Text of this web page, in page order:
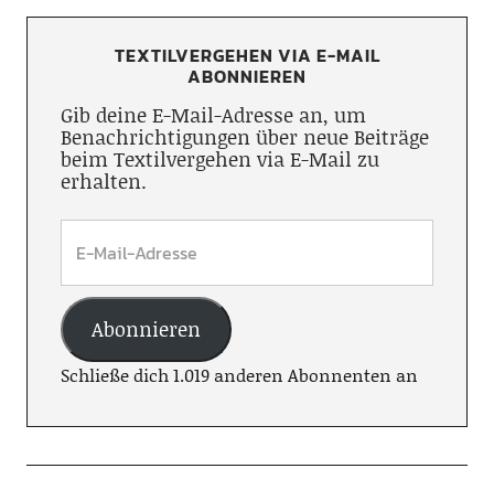
TEXTILVERGEHEN VIA E-MAIL
ABONNIEREN
Gib deine E-Mail-Adresse an, um
Benachrichtigungen über neue Beiträge
beim Textilvergehen via E-Mail zu
erhalten.
Abonnieren
Schließe dich 1.019 anderen Abonnenten an